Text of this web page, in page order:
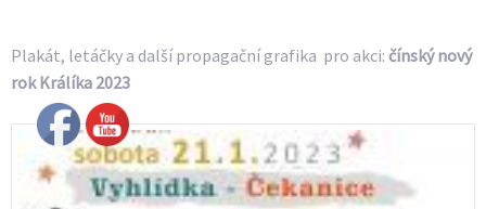
Plakát, letáčky a další propagační grafika pro akci: čínský nový
rok Králíka 2023